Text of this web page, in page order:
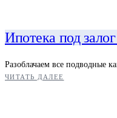
Ипотека под
Разоблачаем все подводные
ЧИТАТЬ ДАЛЕЕ